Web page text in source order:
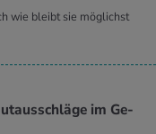
wie bleibt sie möglichst
im Ge­